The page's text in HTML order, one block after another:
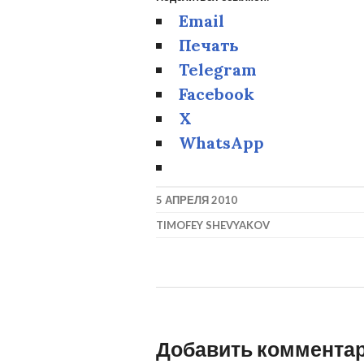
Email
Печать
Telegram
Facebook
X
WhatsApp
5 АПРЕЛЯ 2010
TIMOFEY SHEVYAKOV
Добавить